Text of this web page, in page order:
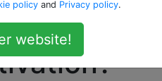
et
policy and Privacy policy.
website!